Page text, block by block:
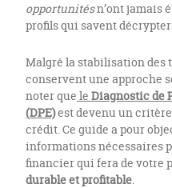
opportunitésn’ont jamais
profils qui savent
Malgré la stabilisation des
conservent une approche
noter que le Diagnostic de
(DPE)est devenu un
crédit. Ce guide a pour
informations nécessaires
financier qui fera de votre
durable et profitable.